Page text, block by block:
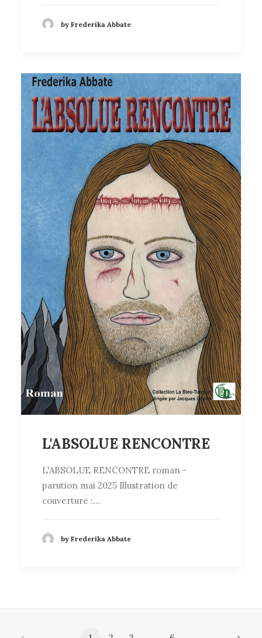
by Frederika Abbate
L'ABSOLUE RENCONTRE
L'ABSOLUE RENCONTRE roman -
parution mai 2025 Illustration de
couverture :…
by Frederika Abbate